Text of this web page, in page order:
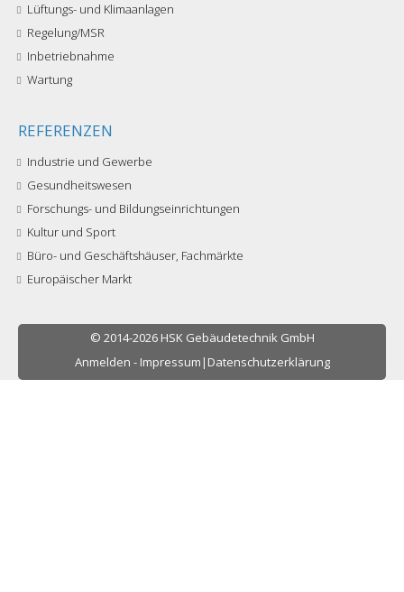
Lüftungs- und Klimaanlagen
Regelung/MSR
Inbetriebnahme
Wartung
REFERENZEN
Industrie und Gewerbe
Gesundheitswesen
Forschungs- und Bildungseinrichtungen
Kultur und Sport
Büro- und Geschäftshäuser, Fachmärkte
Europäischer Markt
© 2014-2026 HSK Gebäudetechnik GmbH
Anmelden - Impressum | Datenschutzerklärung